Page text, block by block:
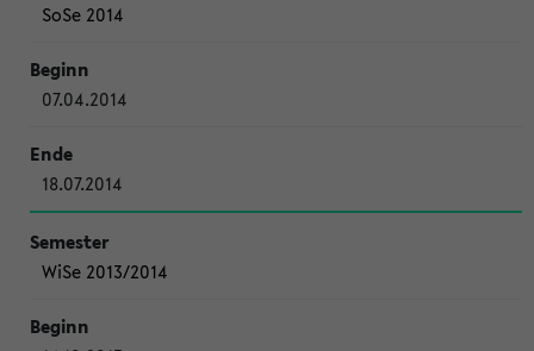
SoSe 2014
07.04.2014
18.07.2014
WiSe 2013/2014